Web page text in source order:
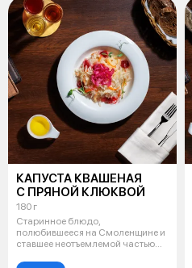
КАПУСТА КВАШЕНАЯ
С ПРЯНОЙ КЛЮКВОЙ
180 г
Старинное блюдо,
полюбившееся на Смоленщине и
ставшее неотъемлемой частью